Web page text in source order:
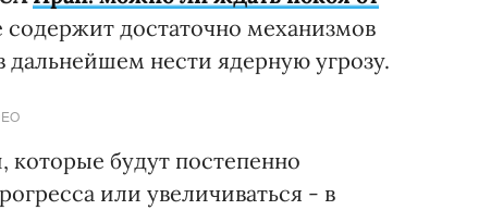
содержит достаточно механизмов
дальнейшем нести ядерную угрозу.
которые будут постепенно
или увеличиваться - в